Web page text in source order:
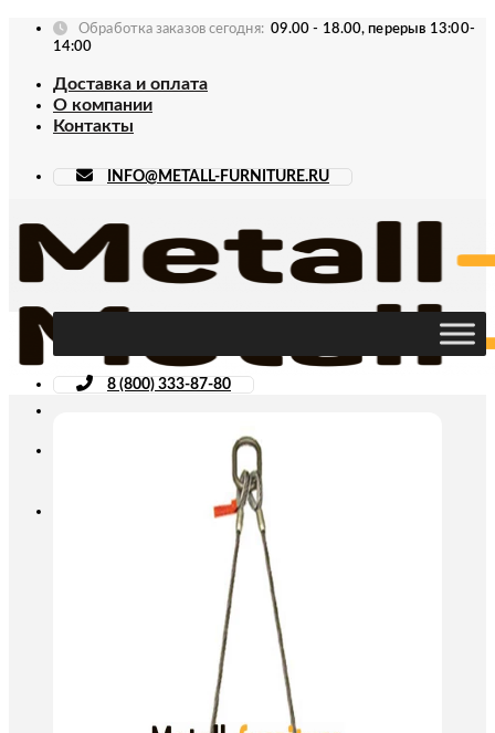
Skip
Обработка заказов сегодня: 09.00 - 18.00, перерыв 13:00-
14:00
Доставка и оплата
О компании
Контакты
INFO@METALL-FURNITURE.RU
8 (800) 333-87-80